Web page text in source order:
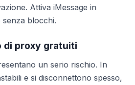
Attiva iMessage in
blocchi.
di proxy gratuiti
un serio rischio. In
e si disconnettono spesso,